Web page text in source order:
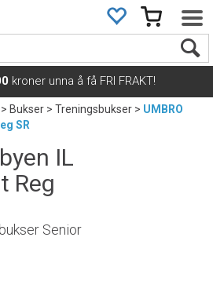
kroner unna å få FRI FRAKT!
Bukser>Treningsbukser>UMBRO
SR
IL
Reg
Senior